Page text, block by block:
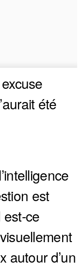
été
est
ce
autour d’un